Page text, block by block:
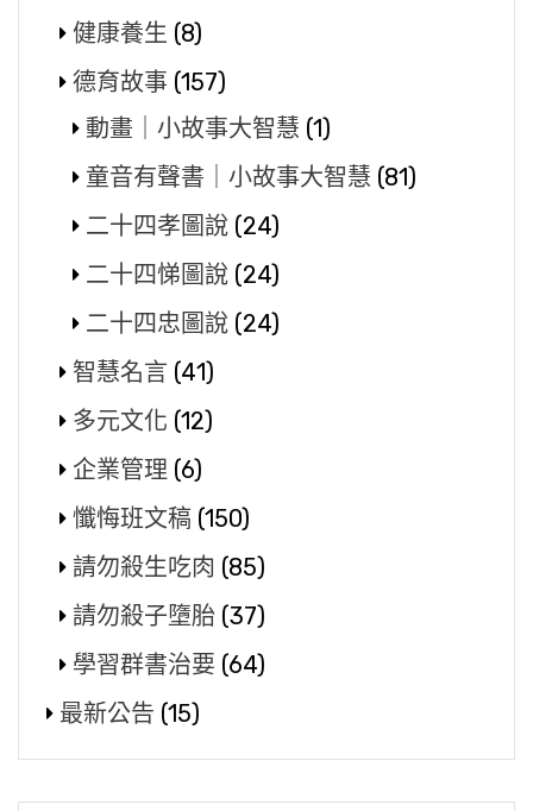
健康養生 (8)
德育故事 (157)
動畫｜小故事大智慧 (1)
童音有聲書｜小故事大智慧 (81)
二十四孝圖說 (24)
二十四悌圖說 (24)
二十四忠圖說 (24)
智慧名言 (41)
多元文化 (12)
企業管理 (6)
懺悔班文稿 (150)
請勿殺生吃肉 (85)
請勿殺子墮胎 (37)
學習群書治要 (64)
最新公告 (15)